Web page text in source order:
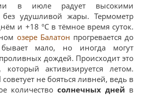
в июле радует высокими
без удушливой жары. Термометр
и +18 °С в тёмное время суток.
озере Балатон прогревается до
мало, но иногда могут
дождей. Происходит это
который активизируется летом.
не бояться ливней, ведь в
количество солнечных дней в